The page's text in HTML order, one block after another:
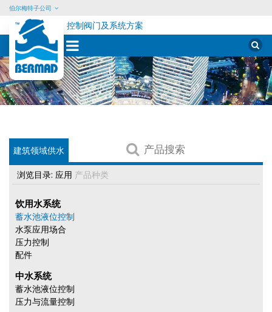
Skip
to
content
伯尔梅特子公司
控制阀门及系统方案
for:
产
品
搜
建筑领域供水
浏览目录: 应用 产品种类
饮用水系统
蓄水池液位控制
水泵应用场合
压力控制
配件
中水系统
蓄水池液位控制
压力与流量控制